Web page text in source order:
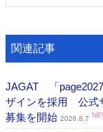
関連記事
JAGAT 「
ザインを採用 公式
募集を開始 2026.8.7